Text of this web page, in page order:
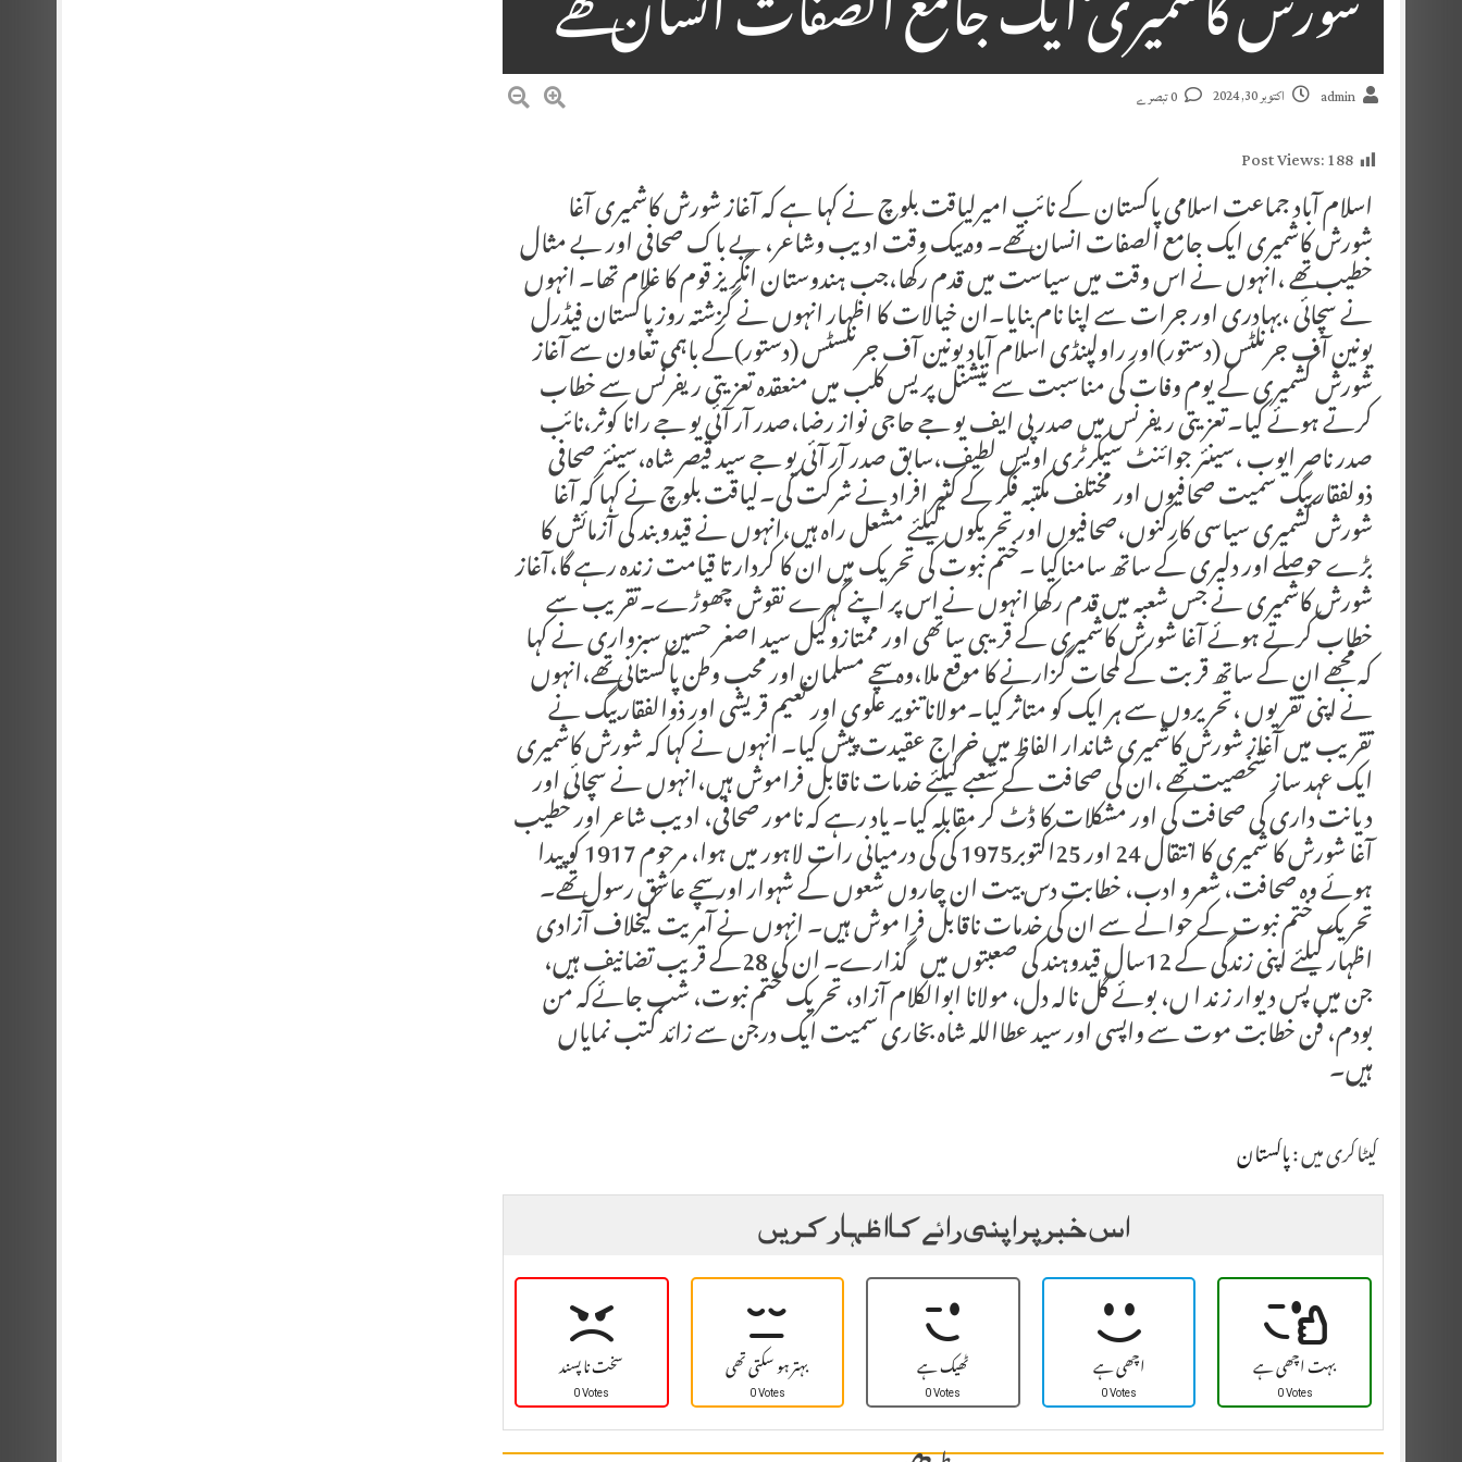
admin اکتوبر 30, 2024
Post Views:188
اسلام آباد جماعت اسلامی پاکستان کے نائب امیرلیاقت بلوچ نے کہا ہے کہ آغاز شورش کاشمیری آغا
شورش کاشمیری ایک جامع الصفات انسان تھے۔ وہ بیک وقت ادیب وشاعر، بے باک صحافی اور بے مثال
خطیب تھے ،انہوں نے اس وقت میں سیاست میں قدم رکھا،جب ہندوستان انگریز قوم کا غلام تھا۔ انہوں
نے سچائی ،بہادری اور جرات سے اپنا نام بنایا۔ان خیالات کا اظہار انہوں نے گزشتہ روز پاکستان فیڈرل
یونین آف جرنلٹس (دستور)اور راولپنڈی اسلام آباد یونین آف جرنلسٹس (دستور)کے باہمی تعاون سے آغاز
شورش کشمیری کے یوم وفات کی مناسبت سے نیشنل پریس کلب میں منعقدہ تعزیتی ریفرنس سے خطاب
کرتے ہوئے کیا۔تعزیتی ریفرنس میں صدر پی ایف یو جے حاجی نواز رضا،صدر آر آئی یو جے رانا کوثر،نائب
صدر ناصر ایوب ،سینئر جوائنٹ سیکرٹری اویس لطیف،سابق صدر آر آئی یو جے سید قیصر شاہ،سینئر صحافی
ذولفقار بیگ سمیت صحافیوں اور مختلف مکتبہ فکر کے کثیر افراد نے شرکت کی۔لیاقت بلوچ نے کہا کہ آغا
شورش کشمیری سیاسی کارکنوں،صحافیوں اور تحریکوں کیلئے مشعل راہ ہیں،انہوں نے قیدوبند کی آزمائش کا
بڑے حوصلے اور دلیری کے ساتھ سامناکیا ۔ختم نبوت کی تحریک میں ان کا کردار تا قیامت زندہ رہے گا،آغاز
شورش کاشمیری نے جس شعبہ میں قدم رکھا انہوں نے اس پر اپنے گہرے نقوش چھوڑے۔تقریب سے
خطاب کرتے ہوئے آغا شورش کاشمیری کے قریبی ساتھی اور ممتازوکیل سید اصغر حسین سبزواری نے کہا
کہ مجھے ان کے ساتھ قربت کے لمحات گزارنے کا موقع ملا،وہ سچے مسلمان اور محب وطن پاکستانی تھے،انہوں
نے اپنی تقریوں ،تحریروں سے ہر ایک کو متاثر کیا۔مولانا تنویر علوی اور نعیم قریشی اور ذوالفقار بیگ نے
تقریب میں آغاز شورش کاشمیری شاندار الفاظ میں خراج عقیدت پیش کیا۔ انہوں نے کہا کہ شورش کاشمیری
ایک عہد ساز شخصیت تھے ،ان کی صحافت کے شعبے کیلئے خدمات ناقابل فراموش ہیں،انہوں نے سچائی اور
دیانت داری کی صحافت کی اور مشکلات کا ڈٹ کر مقابلہ کیا۔ یاد رہے کہ نامور صحافی، ادیب شاعر اور خطیب
آغا شورش کا شمیری کا انتقال 24 اور 25اکتوبر1975 کی کی درمیانی رات لاہور میں ہوا، مرحوم 1917 کو پیدا
ہوئے وہ صحافت، شعرو ادب، خطابت دس بیت ان چاروں شعوں کے شہوار اور سچے عاشق رسول تھے۔
تحریک ختم نبوت کے حوالے سے ان کی خدمات ناقابل فرا موش ہیں۔ انہوں نے آمریت کیخلاف آزادی
اظہار کیلئے اپنی زندگی کے 12سال قیدوہند کی صعبتوں میں گذارے۔ ان کی 28کے قریب تضانیف ہیں،
جن میں پس دیوار ز ند ا ں، بوئے گل نالہ دل، مولانا ابوالکلام آزاد، تحریک ختم نبوت، شب جائےکہ من
بودم، فن خطابت موت سے واپسی اور سید عطااللہ شاہ بخاری سمیت ایک درجن سے زائد کتب نمایاں
ہیں۔
کیٹاگری میں :پاکستان
اس خبر پر اپنی رائے کا اظہار کریں
سخت نا پسند
0 Votes بہتر ہو سکتی تھی
0 Votes ٹھیک ہے
0 Votes اچھی ہے
0 Votes بہت اچھی ہے
0 Votes